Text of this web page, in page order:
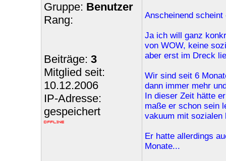
Gruppe: Benutzer
Rang:
Beiträge: 3
Mitglied seit:
10.12.2006
IP-Adresse:
gespeichert
Anscheinend
Ja ich will ganz
von WOW, keine
aber erst im Dreck
Wir sind seit 6
dann immer mehr
In dieser Zeit hätte
maße er schon sein
vakuum mit sozialen
Er hatte allerdings
Monate...